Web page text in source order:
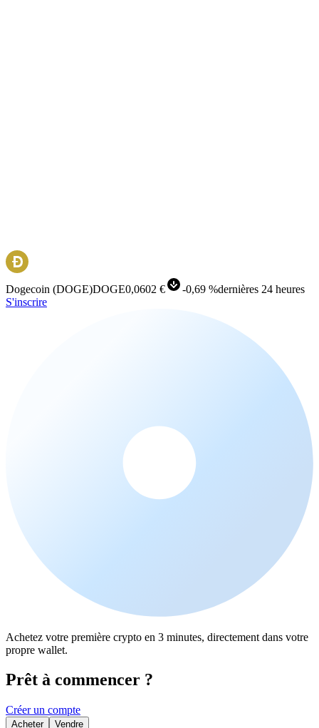
Dogecoin (DOGE)DOGE0,0602 € -0,69 %dernières 24 heures
S'inscrire
Achetez votre première crypto en 3 minutes, directement dans votre
propre wallet.
Prêt à commencer ?
Créer un compte
Acheter Vendre